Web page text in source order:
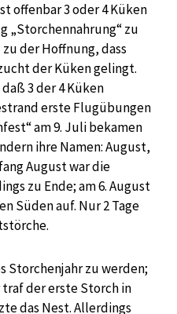
offenbar 3 oder 4 Küken
„Storchennahrung“ zu
der Hoffnung, dass
der Küken gelingt.
3 der 4 Küken
erste Flugübungen
am 9. Juli bekamen
ihre Namen: August,
August war die
zu Ende; am 6. August
Süden auf. Nur 2 Tage
Storchenjahr zu werden;
der erste Storch in
das Nest. Allerdings